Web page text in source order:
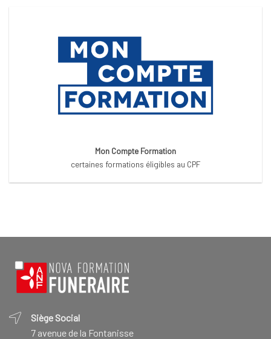
Mon Compte Formation
certaines formations éligibles au CPF
Siège Social
7 avenue de la Fontanisse